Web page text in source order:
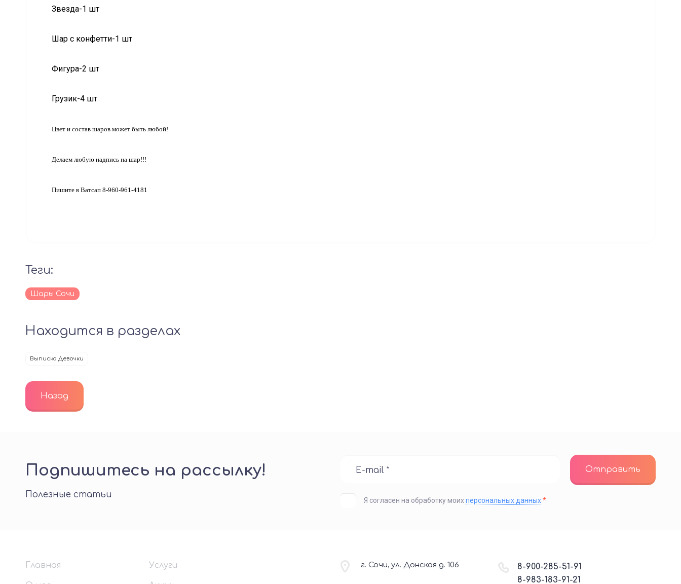
Звезда-1 шт
Шар с конфетти-1 шт
Фигура-2 шт
Грузик-4 шт
Цвет и состав шаров может быть любой!
Делаем любую надпись на шар!!!
Пишите в Ватсап 8-960-961-4181
теги:
Шары Сочи
Находится в разделах
Выписка Девочки
Назад
Подпишитесь на рассылку!
Полезные статьи
Я согласен на обработку моихперсональных данных*
Отправить
Главная Услуги г. Сочи, ул. Донская д. 106
8-900-285-51-91
8-983-183-91-21